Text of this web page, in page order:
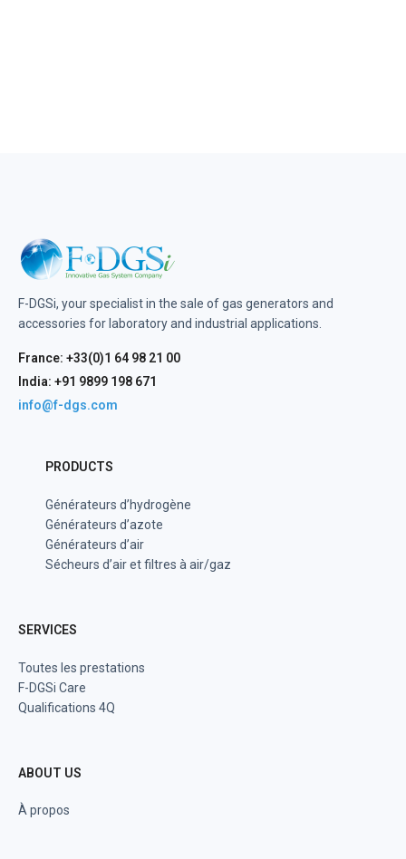
F-DGSi, your specialist in the sale of gas generators and
accessories for laboratory and industrial applications.
France: +33(0)1 64 98 21 00
India: +91 9899 198 671
info@f-dgs.com
PRODUCTS
Générateurs d’hydrogène
Générateurs d’azote
Générateurs d’air
Sécheurs d’air et filtres à air/gaz
SERVICES
Toutes les prestations
F-DGSi Care
Qualifications 4Q
ABOUT US
À propos